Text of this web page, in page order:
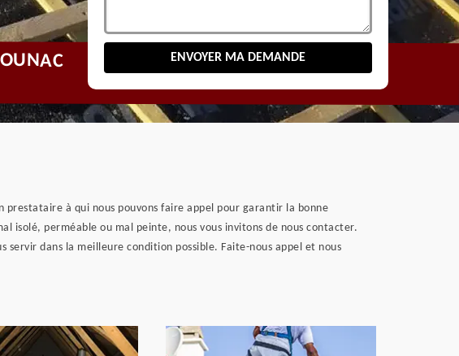
prestataire à qui nous pouvons faire appel pour garantir la bonne
isolé, perméable ou mal peinte, nous vous invitons de nous contacter.
servir dans la meilleure condition possible. Faite-nous appel et nous